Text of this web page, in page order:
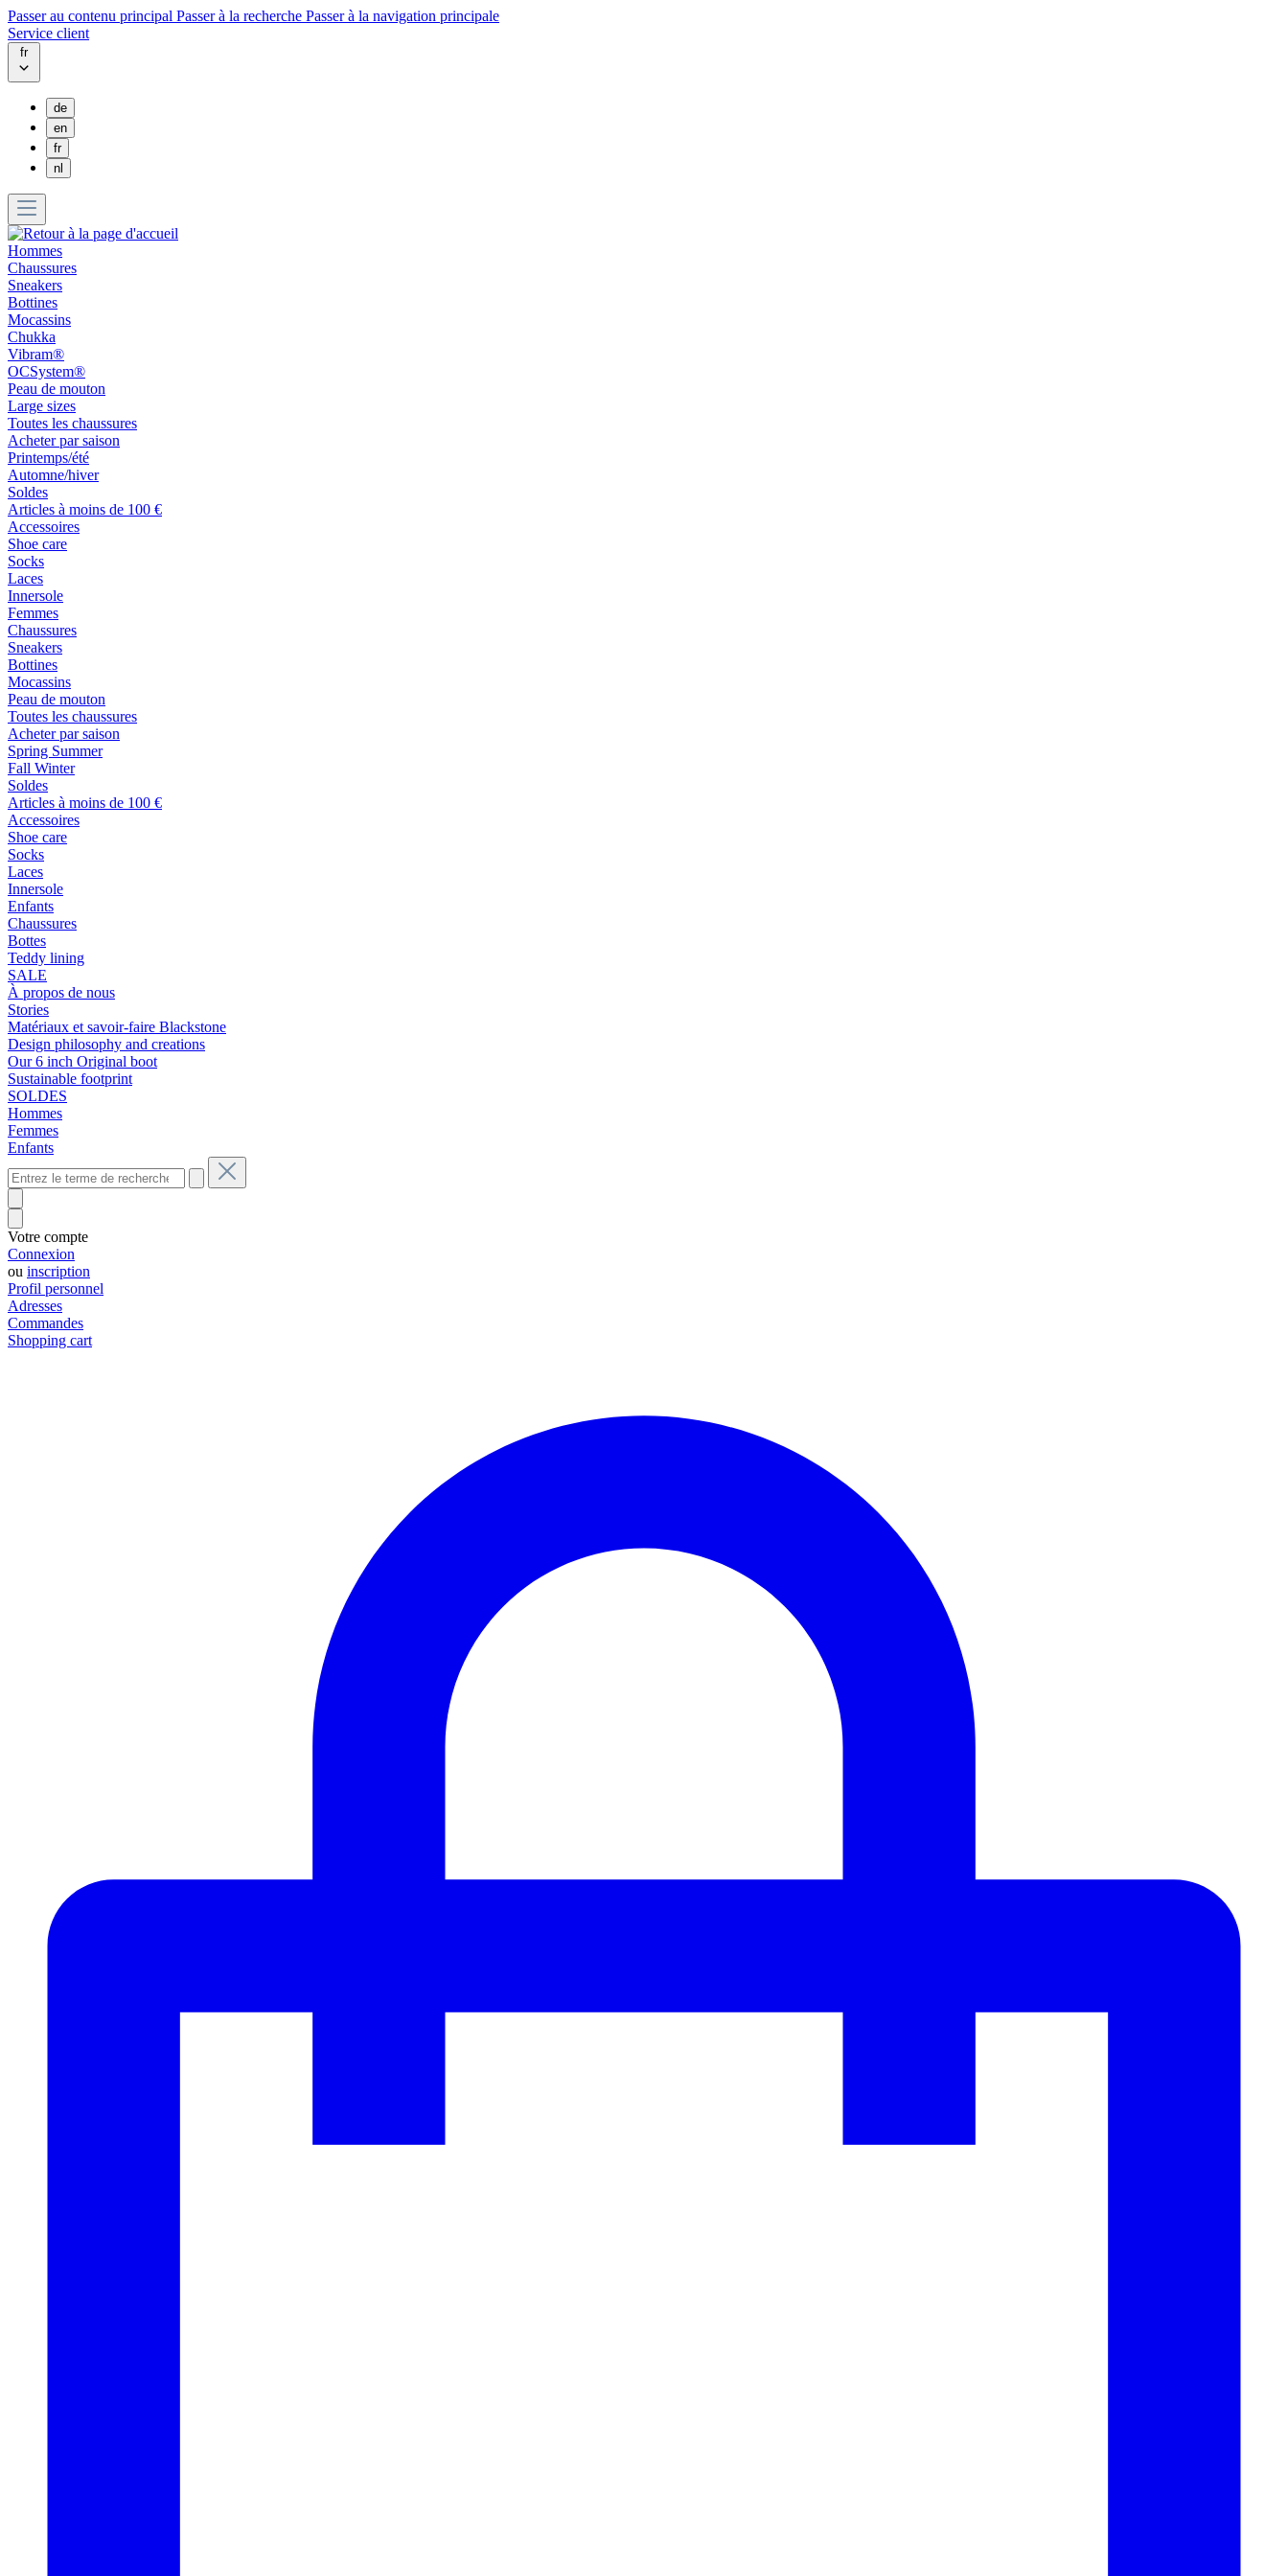
Passer au contenu principal Passer à la recherche Passer à la navigation principale
Service client
fr
de
en
fr
nl
Hommes
Chaussures
Sneakers
Bottines
Mocassins
Chukka
Vibram®
OCSystem®
Peau de mouton
Large sizes
Toutes les chaussures
Acheter par saison
Printemps/été
Automne/hiver
Soldes
Articles à moins de 100 €
Accessoires
Shoe care
Socks
Laces
Innersole
Femmes
Chaussures
Sneakers
Bottines
Mocassins
Peau de mouton
Toutes les chaussures
Acheter par saison
Spring Summer
Fall Winter
Soldes
Articles à moins de 100 €
Accessoires
Shoe care
Socks
Laces
Innersole
Enfants
Chaussures
Bottes
Teddy lining
SALE
À propos de nous
Stories
Matériaux et savoir-faire Blackstone
Design philosophy and creations
Our 6 inch Original boot
Sustainable footprint
SOLDES
Hommes
Femmes
Enfants
Votre compte
Connexion
ou inscription
Profil personnel
Adresses
Commandes
Shopping cart